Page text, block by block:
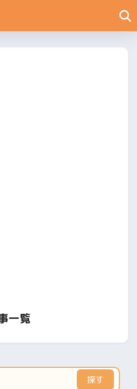
一覧
探す